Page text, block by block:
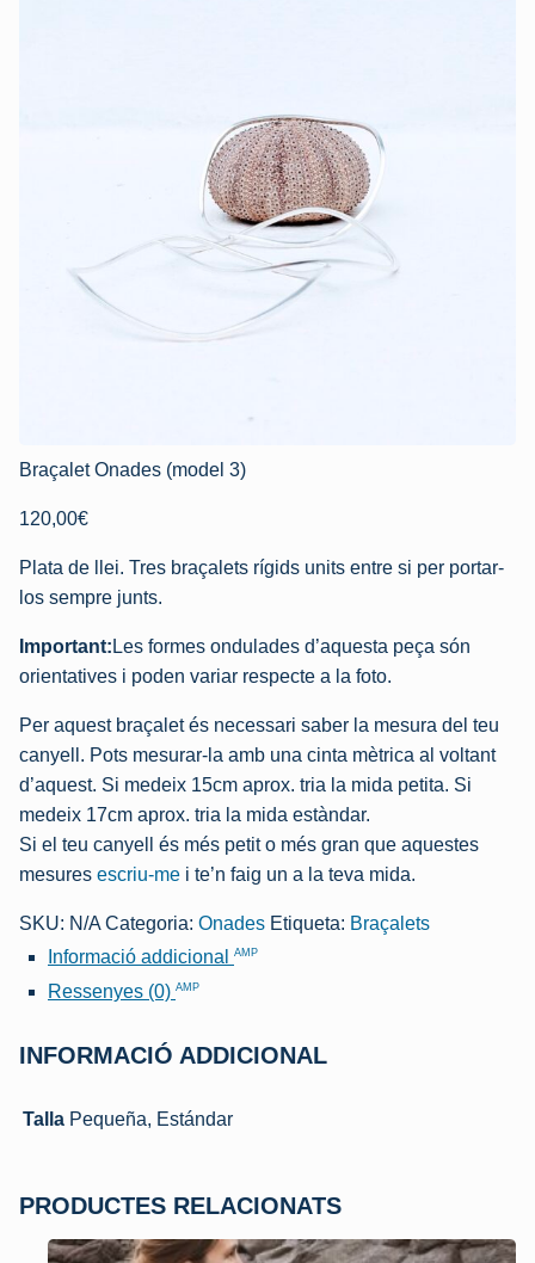
Braçalet Onades (model 3)
120,00€
Plata de llei. Tres braçalets rígids units entre si per portar-
los sempre junts.
Important: Les formes ondulades d’aquesta peça són
orientatives i poden variar respecte a la foto.
Per aquest braçalet és necessari saber la mesura del teu
canyell. Pots mesurar-la amb una cinta mètrica al voltant
d’aquest. Si medeix 15cm aprox. tria la mida petita. Si
medeix 17cm aprox. tria la mida estàndar.
Si el teu canyell és més petit o més gran que aquestes
mesures escriu-me i te’n faig un a la teva mida.
SKU: N/A Categoria: Onades Etiqueta: Braçalets
Informació addicional
AMP
Ressenyes (0) AMP
INFORMACIÓ ADDICIONAL
Talla Pequeña, Estándar
PRODUCTES RELACIONATS